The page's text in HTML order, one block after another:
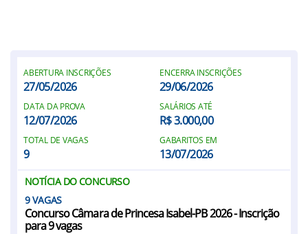
ABERTURA INSCRIÇÕES
27/05/2026
ENCERRA INSCRIÇÕES
29/06/2026
DATA DA PROVA
12/07/2026
SALÁRIOS ATÉ
R$ 3.000,00
TOTAL DE VAGAS
9
GABARITOS EM
13/07/2026
NOTÍCIA DO CONCURSO
9
Concurso Câmara de Princesa Isabel-PB 2026 - Inscrição
para 9 vagas